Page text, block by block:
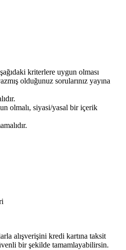
kriterlere uygun olması
olduğunuz sorularınız yayına
olmalı, siyasi/yasal bir içerik
alışverişini kredi kartına taksit
bir şekilde tamamlayabilirsin.